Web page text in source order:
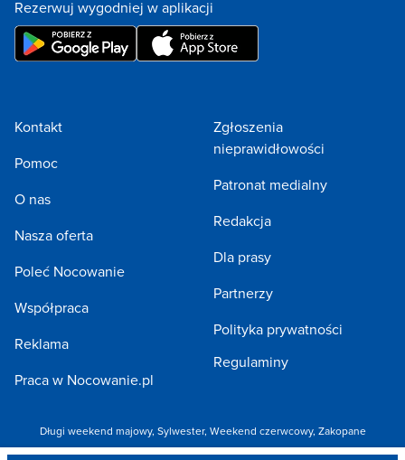
Rezerwuj wygodniej w aplikacji
Kontakt
Pomoc
O nas
Nasza oferta
Poleć Nocowanie
Współpraca
Reklama
Praca w Nocowanie.pl
Zgłoszenia
nieprawidłowości
Patronat medialny
Redakcja
Dla prasy
Partnerzy
Polityka prywatności
Regulaminy
Długi weekend majowy, Sylwester, Weekend czerwcowy, Zakopane